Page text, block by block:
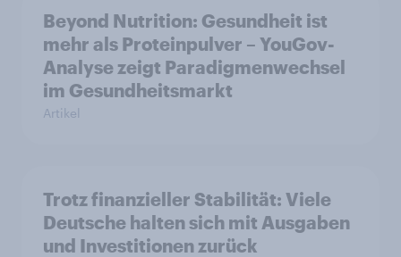
Beyond Nutrition: Gesundheit ist
mehr als Proteinpulver – YouGov-
Analyse zeigt Paradigmenwechsel
im Gesundheitsmarkt
Artikel
Trotz finanzieller Stabilität: Viele
Deutsche halten sich mit Ausgaben
und Investitionen zurück